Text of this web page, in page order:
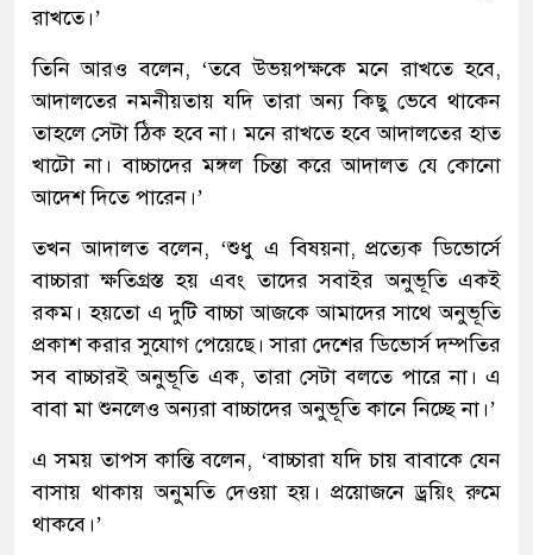
রাখতে।’
তিনি আরও বলেন, ‘তবে উভয়পক্ষকে মনে রাখতে হবে,
আদালতের নমনীয়তায় যদি তারা অন্য কিছু ভেবে থাকেন
তাহলে সেটা ঠিক হবে না। মনে রাখতে হবে আদালতের হাত
খাটো না। বাচ্চাদের মঙ্গল চিন্তা করে আদালত যে কোনো
আদেশ দিতে পারেন।’
তখন আদালত বলেন, ‘শুধু এ বিষয়না, প্রত্যেক ডিভোর্সে
বাচ্চারা ক্ষতিগ্রস্ত হয় এবং তাদের সবাইর অনুভূতি একই
রকম। হয়তো এ দুটি বাচ্চা আজকে আমাদের সাথে অনুভূতি
প্রকাশ করার সুযোগ পেয়েছে। সারা দেশের ডিভোর্স দম্পতির
সব বাচ্চারই অনুভূতি এক, তারা সেটা বলতে পারে না। এ
বাবা মা শুনলেও অন্যরা বাচ্চাদের অনুভূতি কানে নিচ্ছে না।’
এ সময় তাপস কান্তি বলেন, ‘বাচ্চারা যদি চায় বাবাকে যেন
বাসায় থাকায় অনুমতি দেওয়া হয়। প্রয়োজনে ড্রয়িং রুমে
থাকবে।’